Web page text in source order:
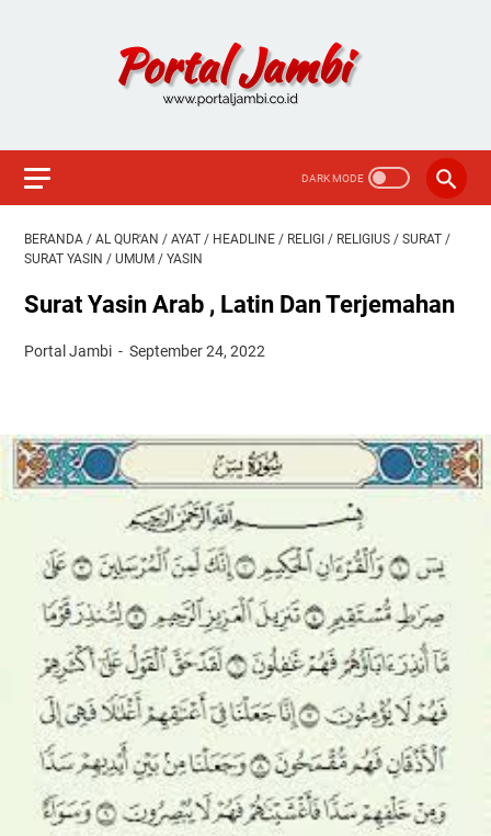
BERANDA / AL QUR'AN / AYAT / HEADLINE / RELIGI / RELIGIUS / SURAT /
SURAT YASIN / UMUM / YASIN
Surat Yasin Arab , Latin Dan Terjemahan
Portal Jambi September 24, 2022